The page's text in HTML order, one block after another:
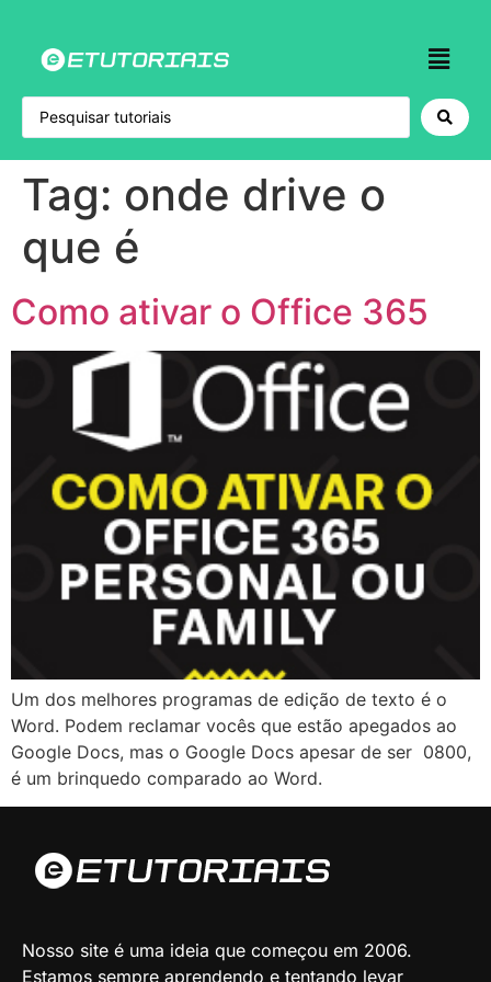
Tag: onde drive o
que é
Como ativar o Office 365
Um dos melhores programas de edição de texto é o
Word. Podem reclamar vocês que estão apegados ao
Google Docs, mas o Google Docs apesar de ser 0800,
é um brinquedo comparado ao Word.
Nosso site é uma ideia que começou em 2006.
Estamos sempre aprendendo e tentando levar